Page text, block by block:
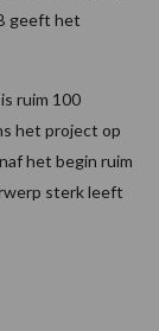
geeft het
ruim 100
het project op
het begin ruim
sterk leeft